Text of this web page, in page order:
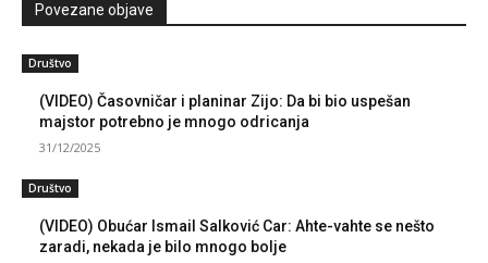
Povezane objave
Društvo
(VIDEO) Časovničar i planinar Zijo: Da bi bio uspešan
majstor potrebno je mnogo odricanja
31/12/2025
Društvo
(VIDEO) Obućar Ismail Salković Car: Ahte-vahte se nešto
zaradi, nekada je bilo mnogo bolje